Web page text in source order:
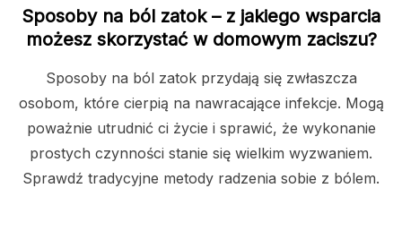
Sposoby na ból zatok – z jakiego wsparcia
możesz skorzystać w domowym zaciszu?
Sposoby na ból zatok przydają się zwłaszcza
osobom, które cierpią na nawracające infekcje. Mogą
poważnie utrudnić ci życie i sprawić, że wykonanie
prostych czynności stanie się wielkim wyzwaniem.
Sprawdź tradycyjne metody radzenia sobie z bólem.